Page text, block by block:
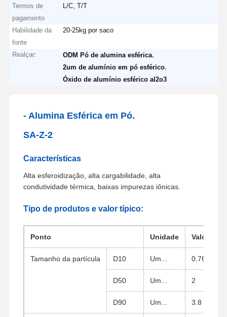
Termos de
pagamento
L/C, T/T
Habilidade da
fonte
20-25kg por saco
Realçar: ODM Pó de alumina esférica
2um de alumínio em pó esférico
Óxido de alumínio esférico al2o3
- Alumina Esférica em Pó.
SA-Z-2
Características
Alta esferoidização, alta cargabilidade, alta
condutividade térmica, baixas impurezas iônicas.
Tipo de produtos e valor típico:
Ponto Unidade Valor
Tamanho da partícula D10 Um... 0.76
D50 Um... 2
D90 Um... 3.8